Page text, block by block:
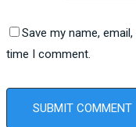
Save my name,
time I comment.